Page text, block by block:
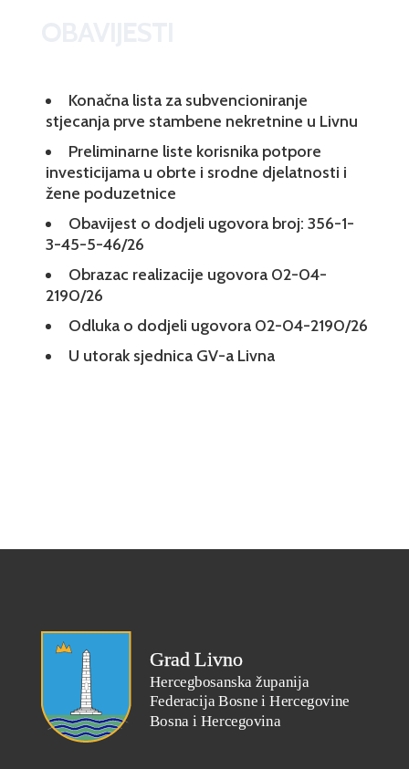
Konačna lista za subvencioniranje
stjecanja prve stambene nekretnine u Livnu
Preliminarne liste korisnika potpore
investicijama u obrte i srodne djelatnosti i
žene poduzetnice
Obavijest o dodjeli ugovora broj: 356-1-
3-45-5-46/26
Obrazac realizacije ugovora 02-04-
2190/26
Odluka o dodjeli ugovora 02-04-2190/26
U utorak sjednica GV-a Livna